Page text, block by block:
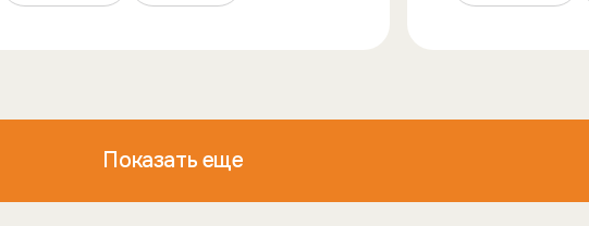
Показать еще